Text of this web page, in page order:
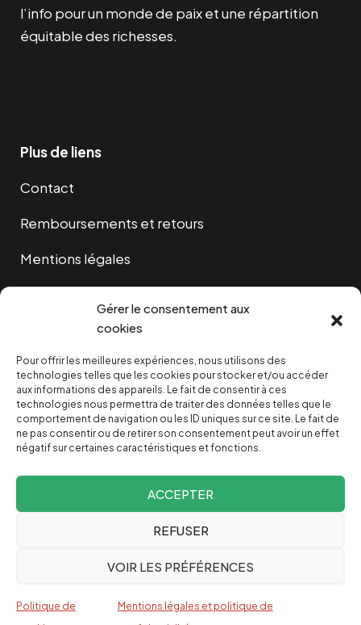
Gérer le consentement aux
cookies
Pour offrir les meilleures expériences, nous utilisons des
technologies telles que les cookies pour stocker et/ou accéder
aux informations des appareils. Le fait de consentir à ces
technologies nous permettra de traiter des données telles que le
comportement de navigation ou les ID uniques sur ce site. Le fait de
ne pas consentir ou de retirer son consentement peut avoir un effet
négatif sur certaines caractéristiques et fonctions.
ACCEPTER
REFUSER
VOIR LES PRÉFÉRENCES
Politique de
Mentions légales et politique de
l’info pour un monde de paix et une répartition
équitable des richesses.
Plus de liens
Contact
Remboursements et retours
Mentions légales
NOUS SOUTENIR
NOTRE NEWSLETTER
pour le changer
Espagnol